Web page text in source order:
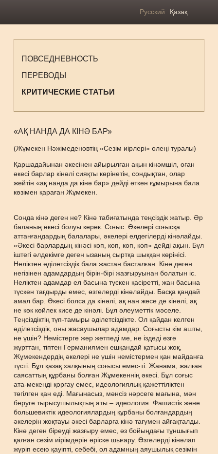
Русский Қазақ
ПОВСЕДНЕВНОСТЬ
ПЕРЕВОДЫ
КРИТИЧЕСКИЕ СТАТЬИ
«АҚ НАНДА ДА КІНӘ БАР»
(Жұмекен Нәжімеденовтің «Сезім иірлері» өлеңі туралы)
Қаршадайынан әкесінен айырылған ақын кінәмшіл, оған
әкесі барлар кінәлі сияқты көрінетін, сондықтан, олар
жейтін «ақ нанда да кінә бар» дейді өткен ғұмырына бала
көзімен қараған Жұмекен.
Сонда кінә деген не? Кінә табиғатында теңсіздік жатыр. Әр
баланың әкесі болуы керек. Соғыс. Әкелері соғысқа
аттанғандардың балалары, әкелері елдегілерді кінәлайды.
«Әкесі барлардың кінәсі көп, көп, көп, көп» дейді ақын. Бұл
іштегі әлдекімге деген ызаның сыртқа шыққан көрінісі.
Неліктен әділетсіздік бала жастан басталған. Кінә деген
негізінен адамдардың бірін-бірі жазғыруынан болатын іс.
Неліктен адамдар ел басына түскен қасіретті, жан басына
түскен тағдырды емес, өзгелерді кінәлайды. Басқа қандай
амал бар. Әкесі болса да кінәлі, ақ нан жесе де кінәлі, ақ
не көк көйлек кисе де кінәлі. Бұл әлеуметтік мәселе.
Теңсіздіктің түп-тамыры әділетсіздікте. Ол қайдан келген
әділетсіздік, оны жасаушылар адамдар. Соғысты кім ашты,
не үшін? Немістерге жер жетпеді ме, не іздеді өзге
жұрттан, тіптен Германиямен ешқандай қатысы жоқ,
Жұмекендердің әкелері не үшін немістермен қан майданға
түсті. Бұл қазақ халқының соғысы емес-ті. Жанама, жалған
саясаттың құрбаны болған Жұмекеннің әкесі. Бұл соғыс
ата-мекенді қорғау емес, идеологиялық қажеттіліктен
төгілген қан еді. Мағынасыз, мәнсіз нәрсеге мағына, мән
беруге тырысушылықтың аты – идеология. Фашистік және
большевиктік идеологиялардың құрбаны болғандардың
әкелерін жоқтауы әкесі барларға кінә тағумен айғақталды.
Кінә деген біреуді жазғыру емес, өз бойыңдағы тұншығып
қалған сезім иірімдерін өріске шығару. Өзгелерді кінәлап
жүріп есею қауіпті, себебі, ол адамның аяушылық сезімін